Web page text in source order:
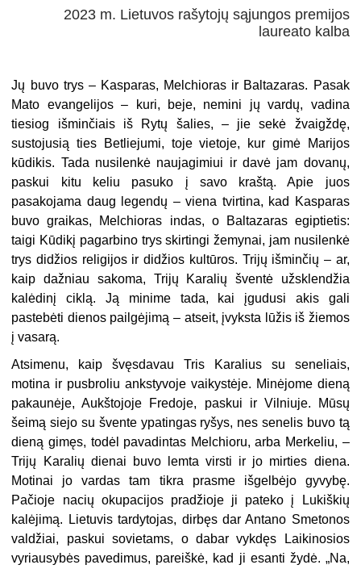
2023 m. Lietuvos rašytojų sąjungos premijos
laureato kalba
Jų buvo trys – Kasparas, Melchioras ir Baltazaras. Pasak
Mato evangelijos – kuri, beje, nemini jų vardų, vadina
tiesiog išminčiais iš Rytų šalies, – jie sekė žvaigždę,
sustojusią ties Betliejumi, toje vietoje, kur gimė Marijos
kūdikis. Tada nusilenkė naujagimiui ir davė jam dovanų,
paskui kitu keliu pasuko į savo kraštą. Apie juos
pasakojama daug legendų – viena tvirtina, kad Kasparas
buvo graikas, Melchioras indas, o Baltazaras egiptietis:
taigi Kūdikį pagarbino trys skirtingi žemynai, jam nusilenkė
trys didžios religijos ir didžios kultūros. Trijų išminčių – ar,
kaip dažniau sakoma, Trijų Karalių šventė užsklendžia
kalėdinį ciklą. Ją minime tada, kai įgudusi akis gali
pastebėti dienos pailgėjimą – atseit, įvyksta lūžis iš žiemos
į vasarą.
Atsimenu, kaip švęsdavau Tris Karalius su seneliais,
motina ir pusbroliu ankstyvoje vaikystėje. Minėjome dieną
pakaunėje, Aukštojoje Fredoje, paskui ir Vilniuje. Mūsų
šeimą siejo su švente ypatingas ryšys, nes senelis buvo tą
dieną gimęs, todėl pavadintas Melchioru, arba Merkeliu, –
Trijų Karalių dienai buvo lemta virsti ir jo mirties diena.
Motinai jo vardas tam tikra prasme išgelbėjo gyvybę.
Pačioje nacių okupacijos pradžioje ji pateko į Lukiškių
kalėjimą. Lietuvis tardytojas, dirbęs dar Antano Smetonos
valdžiai, paskui sovietams, o dabar vykdęs Laikinosios
vyriausybės pavedimus, pareiškė, kad ji esanti žydė. „Na,